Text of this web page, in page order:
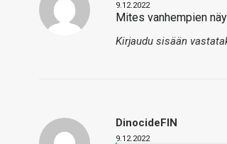
9.12.2022
Mites vanhempien
Kirjaudu sisään
DinocideFIN
9.12.2022